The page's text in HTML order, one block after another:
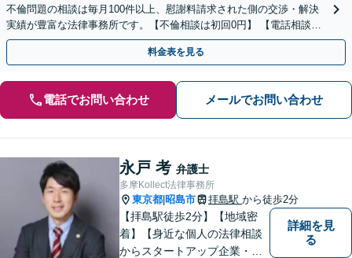
不倫問題の相談は毎月100件以上、慰謝料請求された側の交渉・解決
実績が豊富な法律事務所です。【不倫相談は初回0円】 【電話相談で
ご契約まで対応可/来所不要】
料金表を見る
電話でお問い合わせ メールでお問い合わせ
永戸 考 弁護士
多摩Kollect法律事務所
東京都 昭島市 拝島駅 から徒歩2分
【拝島駅徒歩2分】【地域密
着】【身近な個人の法律相談
からスタートアップ企業・中
詳細を見
る